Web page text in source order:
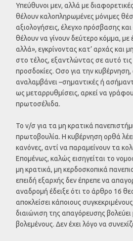
Υπεύθυνοι μεν, αλλά με διαφορετικές
θέλουν καλοπληρωμένες μόνιμες
αξιολογήσεις, έλεγχο πρόσβασης
θέλουν να γίνουν δεύτερο κόμμα, με
αλλά», εγκρίνοντας κατ’ αρχάς
στο τέλος, εξαντλώντας σε αυτό τις
προσδοκίες. Οσο για την κυβέρνηση,
αναλαμβάνει –σημαντικές ή
ως μεταρρυθμίσεις, αρκεί να
πρωτοσέλιδα.
Το ν/σ για τα μη κρατικά
πρωτοβουλία. Η κυβέρνηση ορθά
κανόνες, αντί να παραμείνουν τα
Επομένως, καλώς εισηγείται το
μη κρατικά, μη κερδοσκοπικά
επειδή εξαρχής δεν έπρεπε να
αναδρομή έδειξε ότι το άρθρο 16
αποκλείσει κάποιους
διαιώνιση της απαγόρευσης
βολεμένους. Δεν έχει λόγο να